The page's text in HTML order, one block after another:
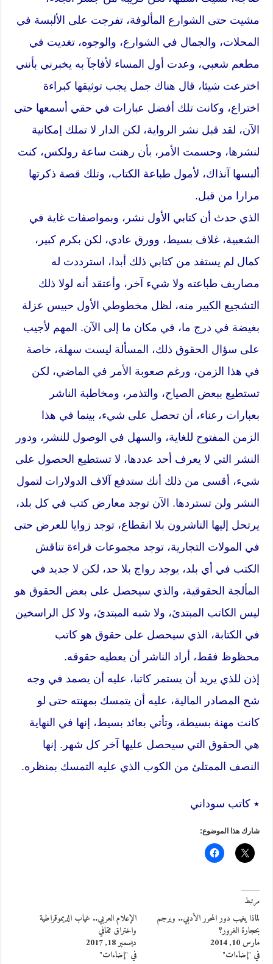
مشيت حتى الشوارع المألوفة، تفرجت على الألبسة في
المحلات، والجمال في الشوارع، والوجوه، تغديت في
مطعم شعبي، وعدت أول المساء لأفاجآ به يخبرني بأنني
اخترعت شيئا، قال هناك جمل يجب توثيقها كبراءة
اختراع، وكانت تلك أفضل عبارات في حقي أسمعها حتى
الآن، لقد قبل نشر الرواية، لكن الدار لا تملك إمكانية
لنشرها، وحسمت الأمر، بأن رهنت ساعة رولكس، كنت
ألبسها آنذاك، لأمول طباعة الكتاب، وتلك قصة ذكرتها
مرارا من قبل.
الذي حدث أن كتابي الأول نشر، وبمواصفات غاية في
الشعبية، غلاف بسيط، وورق عادي، لكن بكرم كبير،
كمال لم يستفد من كتابي ذلك أبدا، استرددت له
مصاريف طباعته ولا شيء آخر، وأعتقد أنه لولا ذلك
التشجيع الكبير منه، لظل مخطوطي الأول حبيس عزلة
بغيضة في درج ما، في مكان ما إلى الآن. المهم لأجيب
على سؤال الحقوق ذلك، المسألة ليست سهلة، خاصة
في هذا الزمن، ورغم صعوبة الأمر في الماضي، لكن
تستطيع ببعض الصياح، والتذمر، ومخاطبة الناشر
بعبارات رعناء، أن تحصل على شيء، بينما في هذا
الزمن المفتوح للغاية، والسهل في الوصول للنشر، ودور
النشر التي لا يعرف أحد عددها، لا تستطيع الحصول على
شيء، أقسى من ذلك أنك ستدفع آلاف الدولارات لتمول
النشر ولن تستردها. الآن توجد معارض كتب في كل بلد،
يرتحل إليها الناشرون بلا انقطاع، توجد زوايا للعرض حتى
في المولات التجارية، توجد مجموعات قراءة تناقش
الكتب في أي بلد، يوجد رواج بلا حد، لكن لا جديد في
المألجة الحقوقية، والذي سيحصل على بعض الحقوق هو
ليس الكاتب المبتدئ، ولا شبه المبتدئ، ولا كل الراسخين
في الكتابة، الذي سيحصل على حقوق هو كاتب
محظوظ فقط، أراد الناشر أن يعطيه حقوقه.
إذن للذي يريد أن يستمر كاتبا، عليه أن يصمد في وجه
شح المصادر المالية، عليه أن يتمسك بمهنته حتى لو
كانت مهنة بسيطة، وتأتي بعائد بسيط، إنها في النهاية
هي الحقوق التي سيحصل عليها آخر كل شهر. إنها
النصف الممتلئ من الكوب الذي عليه التمسك بمنظره.
٭ كاتب سوداني
شارك هذا الموضوع:
مرتبط
لماذا يغيب دور المحرر الأدبي.. ويرجم
بحجارة الغرور؟
مارس 10, 2014
في "إضاءات"
الإعلام العربي.. غياب الديموقراطية
واختراق ثقافي
ديسمبر 18, 2017
في "إضاءات"